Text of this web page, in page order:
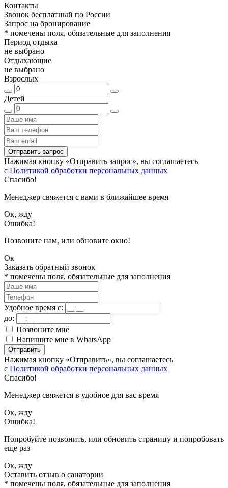
Контакты
Звонок бесплатный по России
Запрос на бронирование
* помечены поля, обязательные для заполнения
Период отдыха
не выбрано
Отдыхающие
не выбрано
Взрослых
Детей
Отправить запрос
Нажимая кнопку «Отправить запрос», вы соглашаетесь
с Политикой обработки персональных данных
Спасибо!
Менеджер свяжется с вами в ближайшее время
Ок, жду
Ошибка!
Позвоните нам, или обновите окно!
Ок
Заказать обратный звонок
* помечены поля, обязательные для заполнения
Удобное время с:
до:
Позвоните мне
Напишите мне в WhatsApp
Отправить
Нажимая кнопку «Отправить», вы соглашаетесь
с Политикой обработки персональных данных
Спасибо!
Менеджер свяжется в удобное для вас время
Ок, жду
Ошибка!
Попробуйте позвонить, или обновить страницу и попробовать
еще раз
Ок, жду
Оставить отзыв о санатории
* помечены поля, обязательные для заполнения